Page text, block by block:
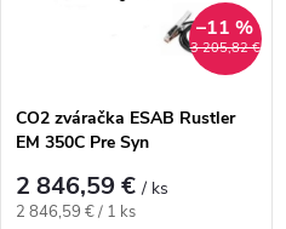
3 205,82 €
–11 %
CO2 zváračka ESAB Rustler
EM 350C Pre Syn
2 846,59 €/ ks
Jednotková cena:
2 846,59 € / 1 ks